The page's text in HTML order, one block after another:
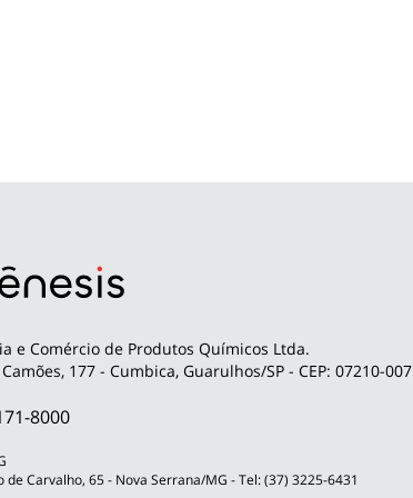
e Comércio de Produtos Químicos Ltda.
177 - Cumbica, Guarulhos/SP - CEP: 07210-007
8000
de Carvalho, 65 - Nova Serrana/MG - Tel: (37) 3225-6431